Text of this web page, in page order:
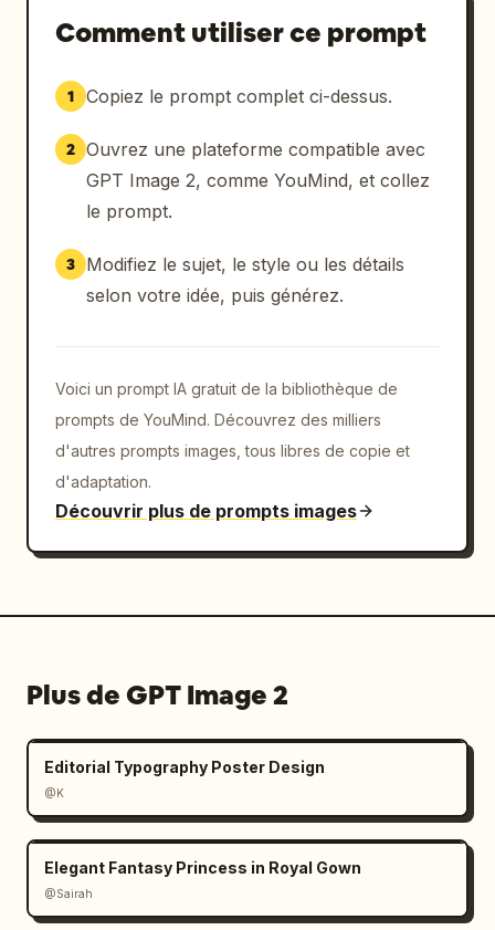
Comment utiliser ce prompt
1 Copiez le prompt complet ci-dessus.
2 Ouvrez une plateforme compatible avec
GPT Image 2, comme YouMind, et collez
le prompt.
3
Modifiez le sujet, le style ou les détails
selon votre idée, puis générez.
Voici un prompt IA gratuit de la bibliothèque de
prompts de YouMind. Découvrez des milliers
d'autres prompts images, tous libres de copie et
d'adaptation.
Découvrir plus de prompts images
Plus de GPT Image 2
Editorial Typography Poster Design
@K
Elegant Fantasy Princess in Royal Gown
@Sairah